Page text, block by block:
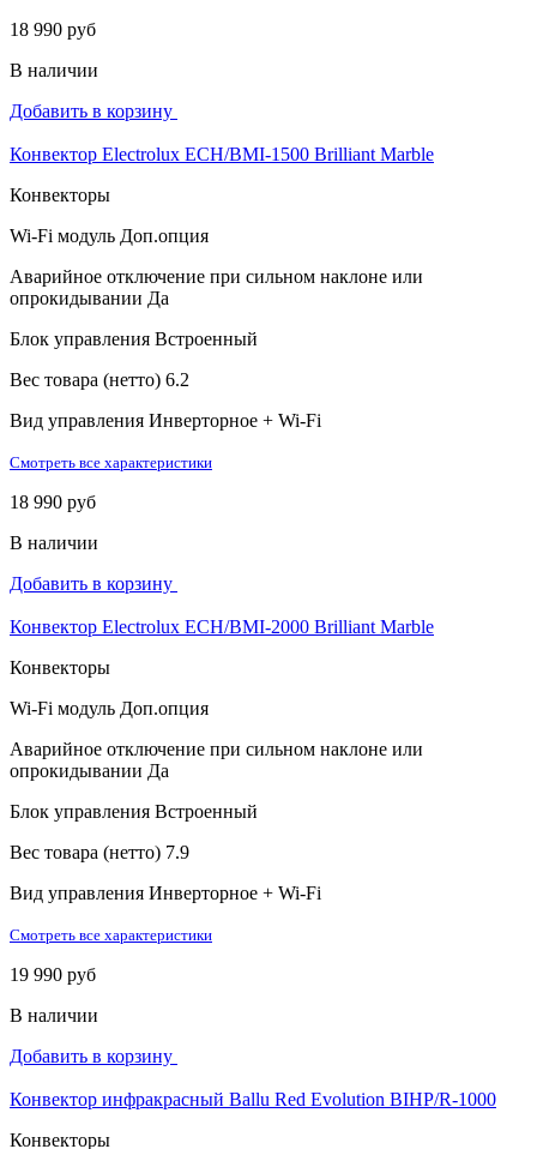
18 990 руб
В наличии
Добавить в корзину
Конвектор Electrolux ECH/BMI-1500 Brilliant Marble
Конвекторы
Wi-Fi модуль Доп.опция
Аварийное отключение при сильном наклоне или
опрокидывании Да
Блок управления Встроенный
Вес товара (нетто) 6.2
Вид управления Инверторное + Wi-Fi
Смотреть все характеристики
18 990 руб
В наличии
Добавить в корзину
Конвектор Electrolux ECH/BMI-2000 Brilliant Marble
Конвекторы
Wi-Fi модуль Доп.опция
Аварийное отключение при сильном наклоне или
опрокидывании Да
Блок управления Встроенный
Вес товара (нетто) 7.9
Вид управления Инверторное + Wi-Fi
Смотреть все характеристики
19 990 руб
В наличии
Добавить в корзину
Конвектор инфракрасный Ballu Red Evolution BIHP/R-1000
Конвекторы